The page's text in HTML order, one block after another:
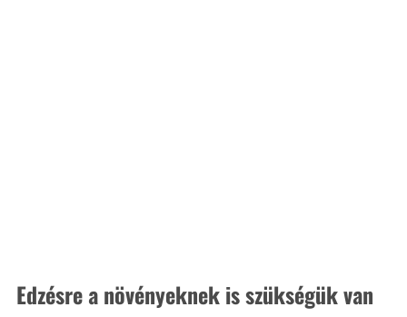
Edzésre a növényeknek is szükségük van